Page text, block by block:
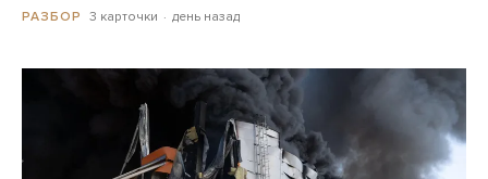
РАЗБОР 3 карточки день назад